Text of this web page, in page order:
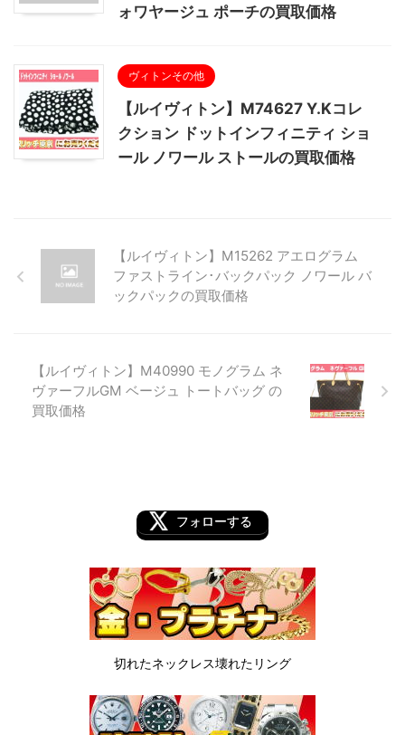
ォワヤージュ ポーチの買取価格
ヴィトンその他
【ルイヴィトン】M74627 Y.Kコレ
クション ドットインフィニティ ショ
ール ノワール ストールの買取価格
【ルイヴィトン】M15262 アエログラム
ファストライン･バックパック ノワール バ
ックパックの買取価格
【ルイヴィトン】M40990 モノグラム ネ
ヴァーフルGM ベージュ トートバッグ の
買取価格
フォローする
切れたネックレス壊れたリング